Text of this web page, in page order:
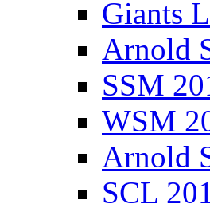
Giants
Arnold
SSM
WSM
Arnold
SCL